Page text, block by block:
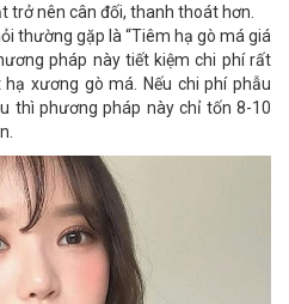
trở nên cân đối, thanh thoát hơn.
thường gặp là “Tiêm hạ gò má giá
pháp này tiết kiệm chi phí rất
xương gò má. Nếu chi phí phẫu
thì phương pháp này chỉ tốn 8-10